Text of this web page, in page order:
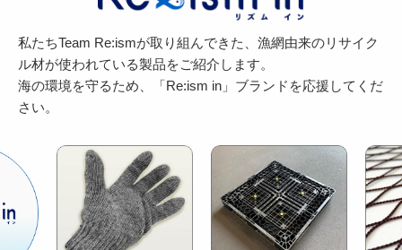
私たちTeam Re:ismが取り組んできた、漁網由来のリサイク
ル材が使われている製品をご紹介します。
海の環境を守るため、「Re:ism in」ブランドを応援してくだ
さい。